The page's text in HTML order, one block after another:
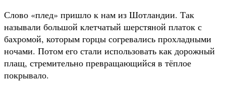
Слово «плед» пришло к нам из Шотландии. Так
называли большой клетчатый шерстяной платок с
бахромой, которым горцы согревались прохладными
ночами. Потом его стали использовать как дорожный
плащ, стремительно превращающийся в тёплое
покрывало.